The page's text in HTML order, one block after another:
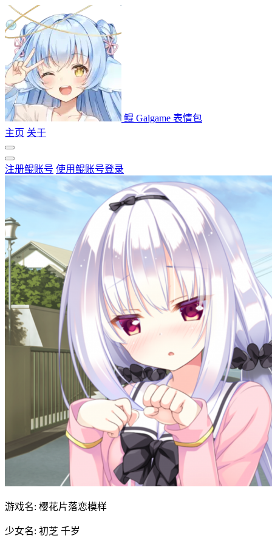
鲲 Galgame 表情包
主页 关于
注册鲲账号 使用鲲账号登录
游戏名: 樱花片落恋模样
少女名: 初芝 千岁